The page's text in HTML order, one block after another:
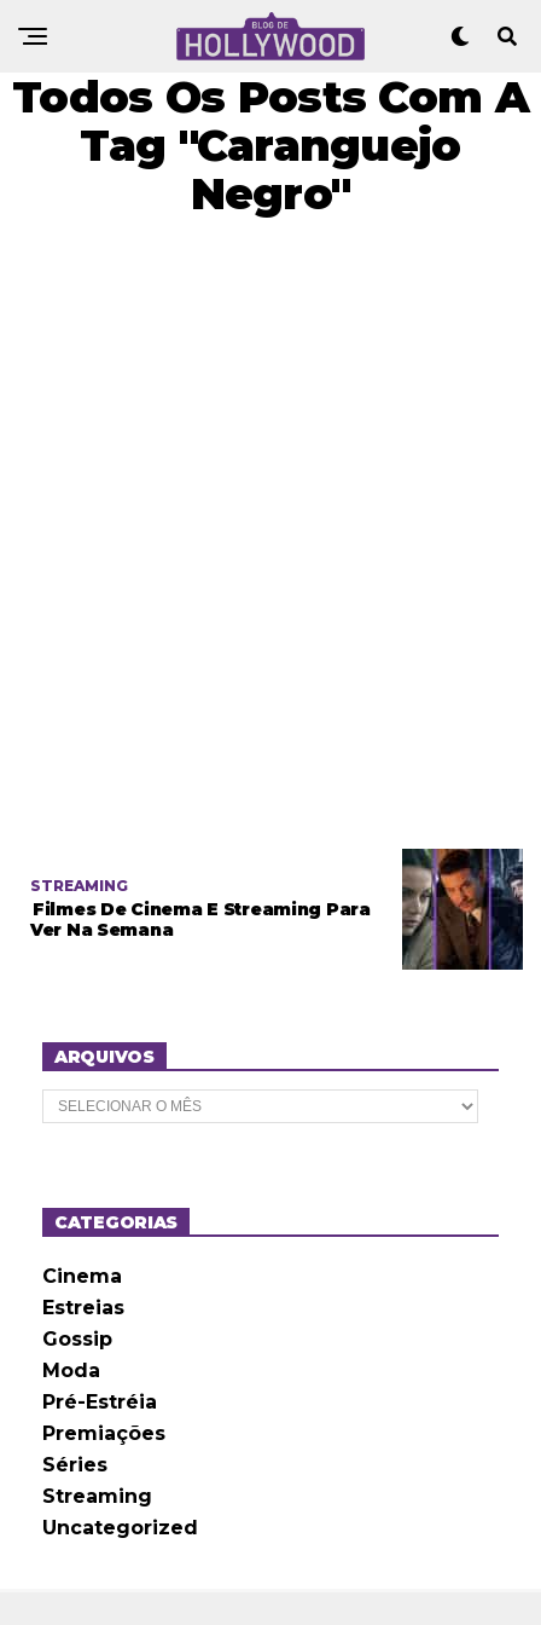
Todos Os Posts Com A
Tag "Caranguejo
Negro"
STREAMING
Filmes De Cinema E Streaming Para
Ver Na Semana
ARQUIVOS
A
r
o
sCATEGORIAS
Cinema
Estreias
Gossip
Moda
Pré-Estréia
Premiações
Séries
Streaming
Uncategorized